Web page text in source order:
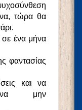
τώρα θα
σε ένα μήνα
φαντασίας
και να
να μην